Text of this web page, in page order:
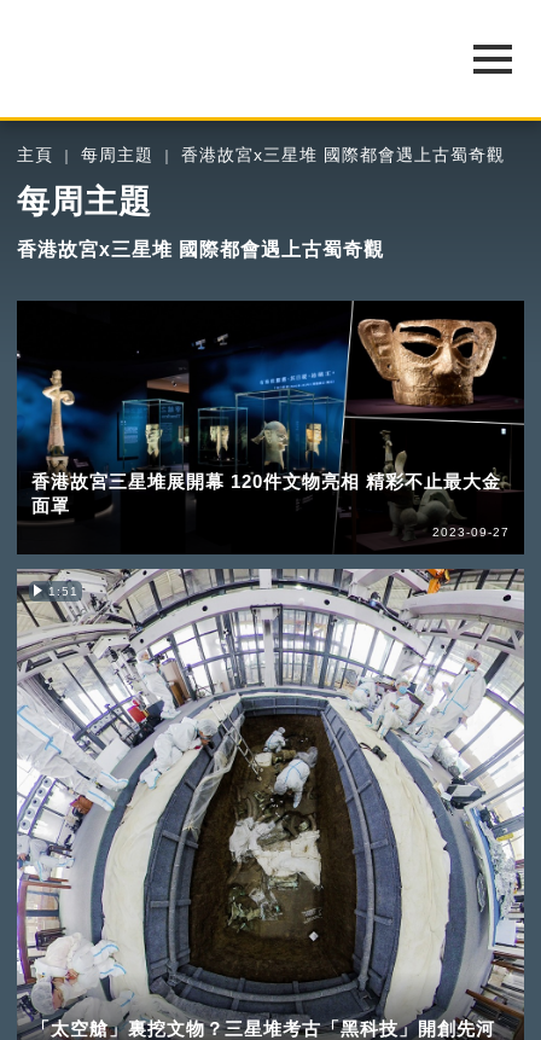
主頁 每周主題 香港故宮x三星堆 國際都會遇上古蜀奇觀
每周主題
香港故宮x三星堆 國際都會遇上古蜀奇觀
香港故宮三星堆展開幕 120件文物亮相 精彩不止最大金
面罩
2023-09-27
1:51
「太空艙」裏挖文物？三星堆考古「黑科技」開創先河